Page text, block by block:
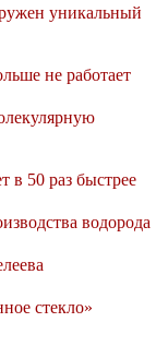
уникальный
не работает
в 50 раз быстрее
водорода
стекло»